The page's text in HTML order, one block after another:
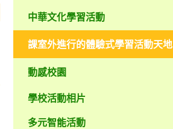
中華文化學習活動
課室外進行的體驗式學習活動天地
動感校園
學校活動相片
多元智能活動